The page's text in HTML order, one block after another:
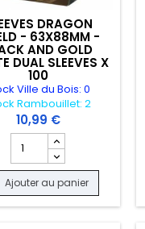
DRAGON SHIELD -
DRAGON
- 63X88MM -
AND GOLD
DUAL SLEEVES X
100
Ville du Bois: 0
Rambouillet: 2
10,99 €
Champ quantité du produit
Ajouter au panier